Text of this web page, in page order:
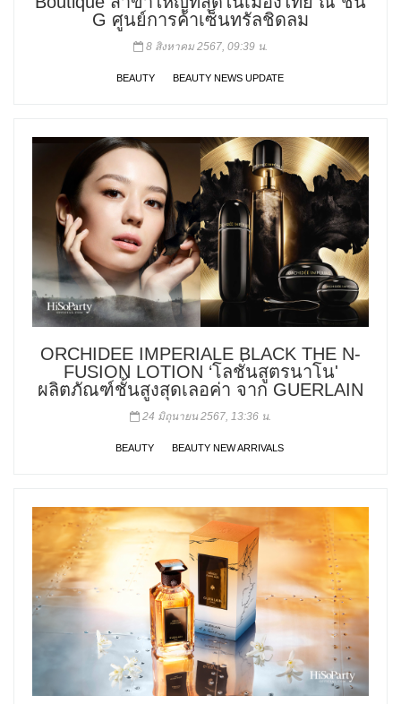
G ศูนย์การค้าเซ็นทรัลชิดลม
8 สิงหาคม 2567, 09:39 น.
BEAUTY BEAUTY NEWS UPDATE
ORCHIDEE IMPERIALE BLACK THE N-
FUSION LOTION ‘โลชั่นสูตรนาโน'
ผลิตภัณฑ์ชั้นสูงสุดเลอค่า จาก GUERLAIN
24 มิถุนายน 2567, 13:36 น.
BEAUTY BEAUTY NEW ARRIVALS